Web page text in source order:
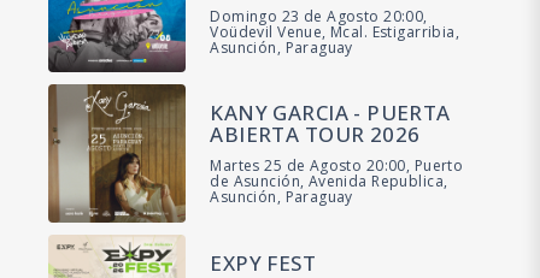
Domingo 23 de Agosto 20:00,
Voüdevil Venue, Mcal. Estigarribia,
Asunción, Paraguay
KANY GARCIA - PUERTA
ABIERTA TOUR 2026
Martes 25 de Agosto 20:00, Puerto
de Asunción, Avenida Republica,
Asunción, Paraguay
EXPY FEST